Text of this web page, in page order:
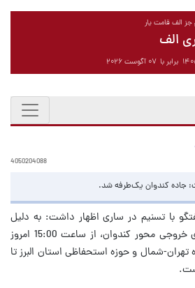
الف قامت یار
الف
4050204088
جاده کندوان یک‌طرفه شد.
با تسنیم در ساری اظهار داشت: به دلیل
ترافیک سنگین در مسیرهای خروجی محور کندوان، از ساعت 15:00 امروز
شمال و حوزه استحفاظی استان البرز تا